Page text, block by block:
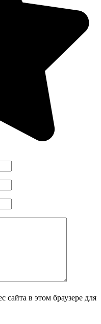
сайта в этом браузере для